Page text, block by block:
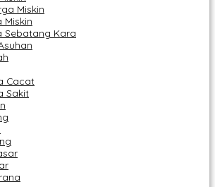
Miskin
Miskin
Sebatang Kara
Cacat
Sakit